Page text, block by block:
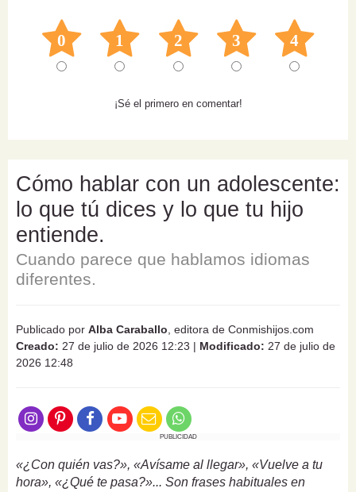
0 1 2 3 4
¡Sé el primero en comentar!
Cómo hablar con un adolescente:
lo que tú dices y lo que tu hijo
entiende.
Cuando parece que hablamos idiomas
diferentes.
Publicado por Alba Caraballo , editora de Conmishijos.com
Creado: 27 de julio de 2026 12:23 | Modificado: 27 de julio de
2026 12:48
PUBLICIDAD
«¿Con quién vas?», «Avísame al llegar», «Vuelve a tu
hora», «¿Qué te pasa?»... Son frases habituales en